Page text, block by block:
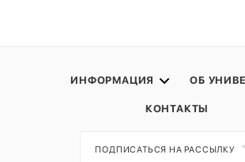
ИНФОРМАЦИЯ ОБ
КОНТАКТЫ
ПОДПИСАТЬСЯ НА РАССЫЛКУ